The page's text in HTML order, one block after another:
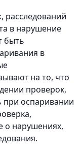
расследований
в нарушение
быть
в
на то, что
проверок,
при оспаривании
о нарушениях,